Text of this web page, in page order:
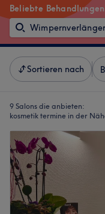
Beliebte Behandlungen
Sortieren nach
9 Salons die anbieten:
kosmetik termine in der